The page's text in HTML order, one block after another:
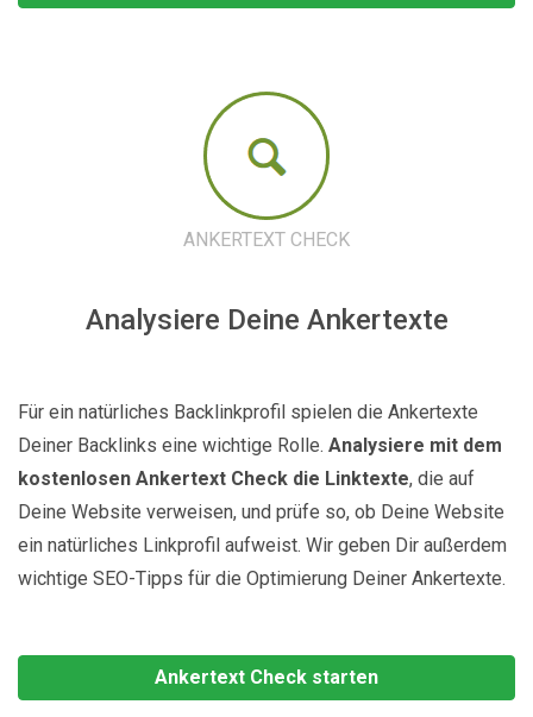
ANKERTEXT CHECK
Analysiere Deine Ankertexte
Für ein natürliches Backlinkprofil spielen die Ankertexte
Deiner Backlinks eine wichtige Rolle. Analysiere mit dem
kostenlosen Ankertext Check die Linktexte, die auf
Deine Website verweisen, und prüfe so, ob Deine Website
ein natürliches Linkprofil aufweist. Wir geben Dir außerdem
wichtige SEO-Tipps für die Optimierung Deiner Ankertexte.
Ankertext Check starten